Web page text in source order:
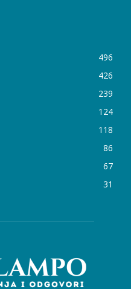
496
426
239
124
118
86
67
31